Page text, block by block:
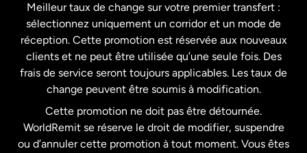
États-Unis English
États-Unis Español
France
Meilleur taux de change sur votre premier transfert :
sélectionnez uniquement un corridor et un mode de
réception. Cette promotion est réservée aux nouveaux
clients et ne peut être utilisée qu’une seule fois. Des
frais de service seront toujours applicables. Les taux de
change peuvent être soumis à modification.
Cette promotion ne doit pas être détournée.
WorldRemit se réserve le droit de modifier, suspendre
ou d’annuler cette promotion à tout moment. Vous êtes